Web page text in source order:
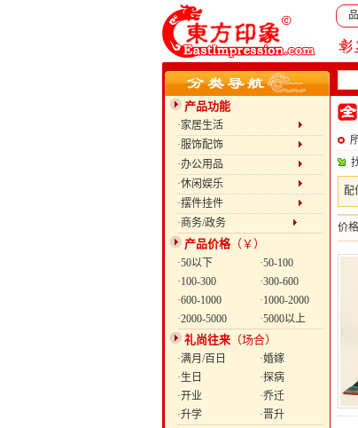
产品功能
·家居生活
·服饰配饰
·办公用品
·休闲娱乐
·摆件挂件
·商务/政务
产品价格（￥）
·50以下
·50-100
·100-300
·300-600
·600-1000
·1000-2000
·2000-5000
·5000以上
礼尚往来 （场合）
·满月/百日
·婚嫁
·生日
·探病
·开业
·乔迁
·升学
·晋升
配
价格